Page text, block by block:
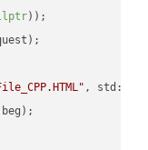
))
,